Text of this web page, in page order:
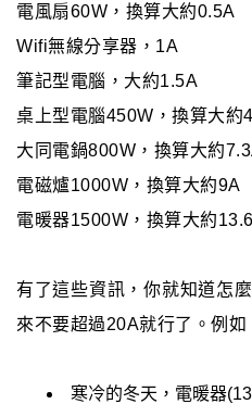
電風扇60W，換算大約0.5A
Wifi無線分享器，1A
筆記型電腦，大約1.5A
桌上型電腦450W，換算大約
大同電鍋800W，換算大約
電磁爐1000W，換算大約9A
電暖器1500W，換算大約
有了這些資訊，你就知道怎
來不要超過20A就行了。例如
寒冷的冬天，電暖器